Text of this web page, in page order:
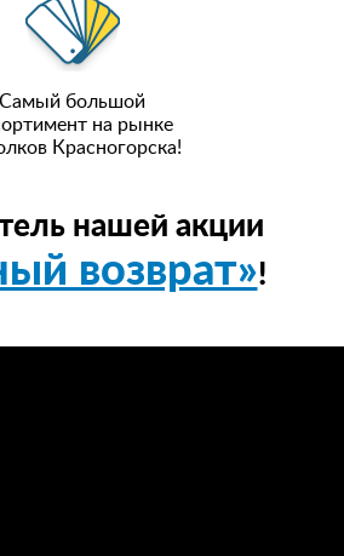
Самый большой
на рынке
Красногорска!
нашей акции
возврат»!